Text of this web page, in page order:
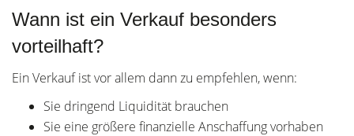
Wann ist ein Verkauf besonders
vorteilhaft?
Ein Verkauf ist vor allem dann zu empfehlen, wenn:
Sie dringend Liquidität brauchen
Sie eine größere finanzielle Anschaffung vorhaben